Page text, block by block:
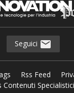
Seguici
Rss Feed
Specialistici